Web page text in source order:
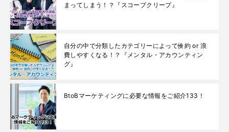
まってしまう！？『スコープクリープ』
自分の中で分類したカテゴリーによって倹約 or 浪
費しやすくなる！？『メンタル・アカウンティン
グ』
BtoBマーケティングに必要な情報をご紹介133！